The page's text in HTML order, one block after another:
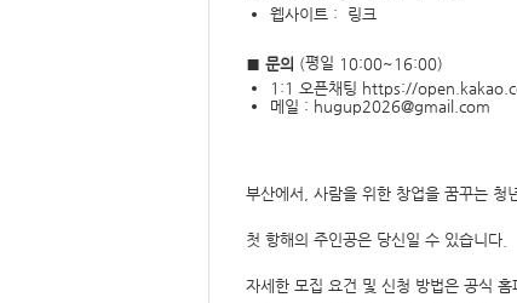
웹사이트 : 링크
■ 문의 (평일 10:00~16:00)
1:1 오픈채팅 https://
메일 : hugup2026@gmail.com
부산에서 사람을 위한 창업을 꿈꾸는 청
첫 항해의 주인공은 당신일 수 있습니다
자세한 모집 요건 및 신청 방법은 공식